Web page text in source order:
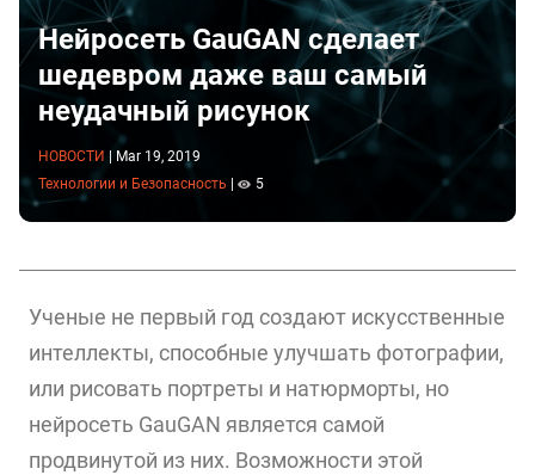
Нейросеть GauGAN сделает
шедевром даже ваш самый
неудачный рисунок
НОВОСТИ
Mar 19, 2019
Технологии и Безопасность
5
Ученые не первый год создают искусственные
интеллекты, способные улучшать фотографии,
или рисовать портреты и натюрморты, но
нейросеть GauGAN является самой
продвинутой из них. Возможности этой